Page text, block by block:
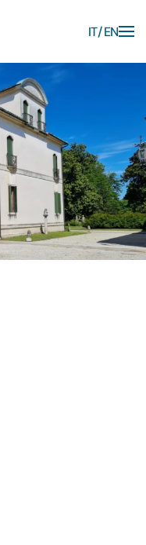
IT EN